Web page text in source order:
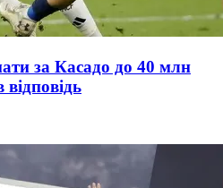
за Касадо до 40 млн